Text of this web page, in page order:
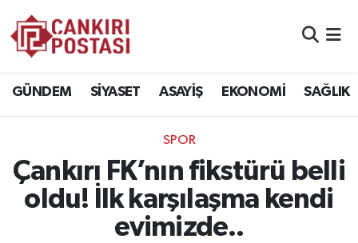
GÜNDEM SİYASET ASAYİŞ EKONOMİ SAĞLIK
SPOR
Çankırı FK’nın fikstürü belli
oldu! İlk karşılaşma kendi
evimizde..
EKONOMİ
Trafik Durumu
Süper Lig Puan Durumu ve Fikstür